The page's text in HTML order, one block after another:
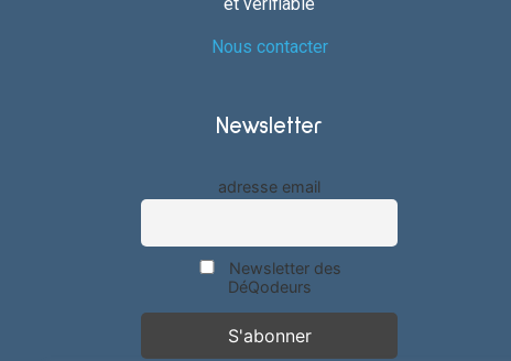
et vérifiable
Nous contacter
Newsletter
adresse email
Newsletter des
DéQodeurs